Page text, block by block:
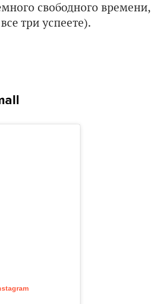
свободного времени,
три успеете).